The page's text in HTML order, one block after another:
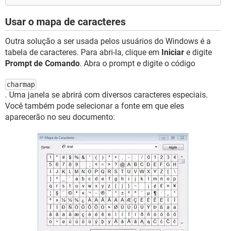
Usar o mapa de caracteres
Outra solução a ser usada pelos usuários do Windows é a
tabela de caracteres. Para abri-la, clique em Iniciar e digite
Prompt de Comando. Abra o prompt e digite o código
charmap
. Uma janela se abrirá com diversos caracteres especiais.
Você também pode selecionar a fonte em que eles
aparecerão no seu documento: